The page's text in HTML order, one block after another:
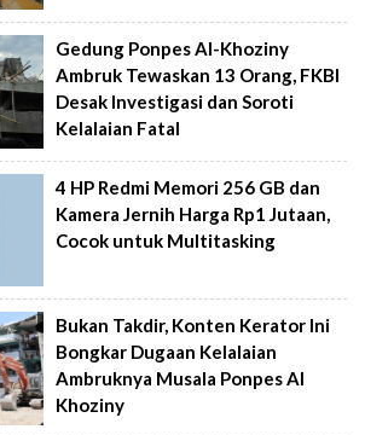
Gedung Ponpes Al-Khoziny
Ambruk Tewaskan 13 Orang, FKBI
Desak Investigasi dan Soroti
Kelalaian Fatal
4 HP Redmi Memori 256 GB dan
Kamera Jernih Harga Rp1 Jutaan,
Cocok untuk Multitasking
Bukan Takdir, Konten Kerator Ini
Bongkar Dugaan Kelalaian
Ambruknya Musala Ponpes Al
Khoziny